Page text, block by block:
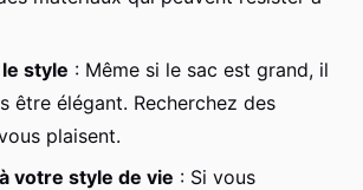
style : Même si le sac est grand, il
être élégant. Recherchez des
plaisent.
votre style de vie : Si vous